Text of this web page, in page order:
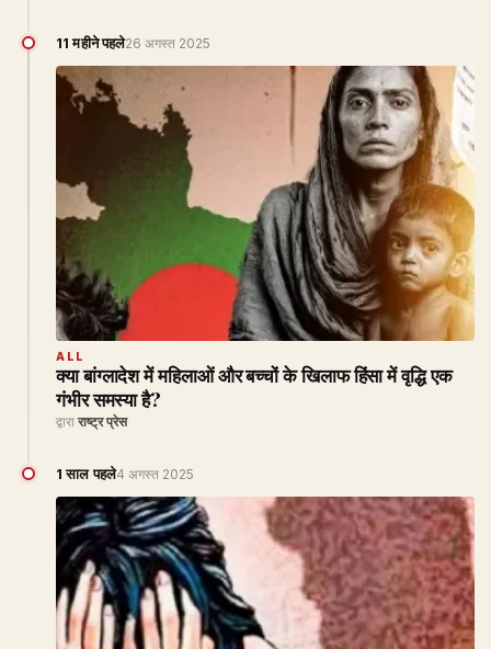
11 महीने पहले26 अगस्त 2025
ALL
क्या बांग्लादेश में महिलाओं और बच्चों के खिलाफ हिंसा में वृद्धि एक
गंभीर समस्या है?
द्वारा राष्ट्र प्रेस
1 साल पहले4 अगस्त 2025